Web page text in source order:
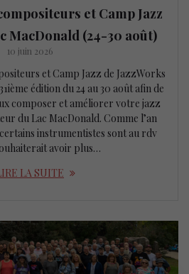
et Camp Jazz
MacDonald (24-30 août)
10 juin 2026
et Camp Jazz de JazzWorks
édition du 24 au 30 août afin de
composer et améliorer votre jazz
du Lac MacDonald. Comme l’an
instrumentistes sont au rdv
avoir plus…
LA SUITE